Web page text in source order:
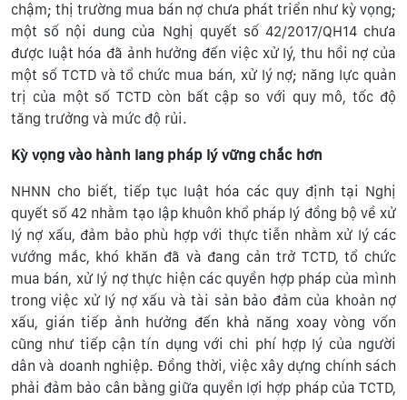
chậm; thị trường mua bán nợ chưa phát triển như kỳ vọng;
một số nội dung của Nghị quyết số 42/2017/QH14 chưa
được luật hóa đã ảnh hưởng đến việc xử lý, thu hồi nợ của
một số TCTD và tổ chức mua bán, xử lý nợ; năng lực quản
trị của một số TCTD còn bất cập so với quy mô, tốc độ
tăng trưởng và mức độ rủi.
Kỳ vọng vào hành lang pháp lý vững chắc hơn
NHNN cho biết, tiếp tục luật hóa các quy định tại Nghị
quyết số 42 nhằm tạo lập khuôn khổ pháp lý đồng bộ về xử
lý nợ xấu, đảm bảo phù hợp với thực tiễn nhằm xử lý các
vướng mắc, khó khăn đã và đang cản trở TCTD, tổ chức
mua bán, xử lý nợ thực hiện các quyền hợp pháp của mình
trong việc xử lý nợ xấu và tài sản bảo đảm của khoản nợ
xấu, gián tiếp ảnh hưởng đến khả năng xoay vòng vốn
cũng như tiếp cận tín dụng với chi phí hợp lý của người
dân và doanh nghiệp. Đồng thời, việc xây dựng chính sách
phải đảm bảo cân bằng giữa quyền lợi hợp pháp của TCTD,